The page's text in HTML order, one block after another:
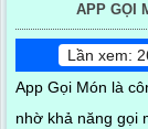
APP GỌI
Lần xem:
App Gọi Món là
nhờ khả năng gọi